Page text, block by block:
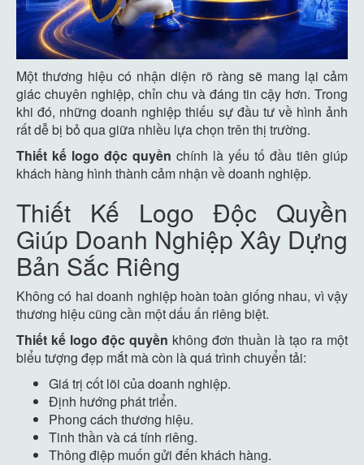
Một thương hiệu có nhận diện rõ ràng sẽ mang lại cảm
giác chuyên nghiệp, chỉn chu và đáng tin cậy hơn. Trong
khi đó, những doanh nghiệp thiếu sự đầu tư về hình ảnh
rất dễ bị bỏ qua giữa nhiều lựa chọn trên thị trường.
Thiết kế logo độc quyền chính là yếu tố đầu tiên giúp
khách hàng hình thành cảm nhận về doanh nghiệp.
Thiết Kế Logo Độc Quyền
Giúp Doanh Nghiệp Xây Dựng
Bản Sắc Riêng
Không có hai doanh nghiệp hoàn toàn giống nhau, vì vậy
thương hiệu cũng cần một dấu ấn riêng biệt.
Thiết kế logo độc quyền không đơn thuần là tạo ra một
biểu tượng đẹp mắt mà còn là quá trình chuyển tải:
Giá trị cốt lõi của doanh nghiệp.
Định hướng phát triển.
Phong cách thương hiệu.
Tinh thần và cá tính riêng.
Thông điệp muốn gửi đến khách hàng.